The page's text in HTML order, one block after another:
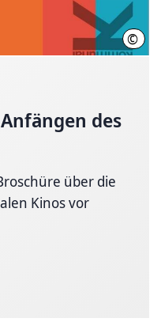
©
des
über die
Kinos vor